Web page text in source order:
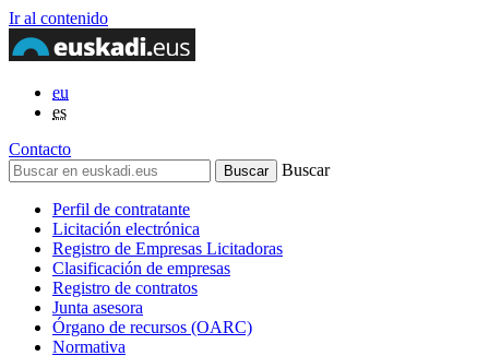
Ir al contenido
eu
es
Contacto
Buscar
Perfil de contratante
Licitación electrónica
Registro de Empresas Licitadoras
Clasificación de empresas
Registro de contratos
Junta asesora
Órgano de recursos (OARC)
Normativa